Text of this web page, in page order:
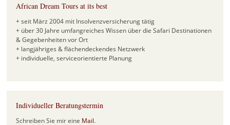
African Dream Tours at its best
+ seit März 2004 mit Insolvenzversicherung tätig
+ über 30 Jahre umfangreiches Wissen über die Safari Destinationen
& Gegebenheiten vor Ort
+ langjähriges & flächendeckendes Netzwerk
+ individuelle, serviceorientierte Planung
Individueller Beratungstermin
Schreiben Sie mir eine Mail.